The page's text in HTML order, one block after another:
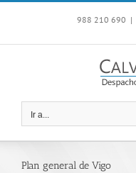
contenido
988 210 690 |
Ir a...
Plan general de Vigo